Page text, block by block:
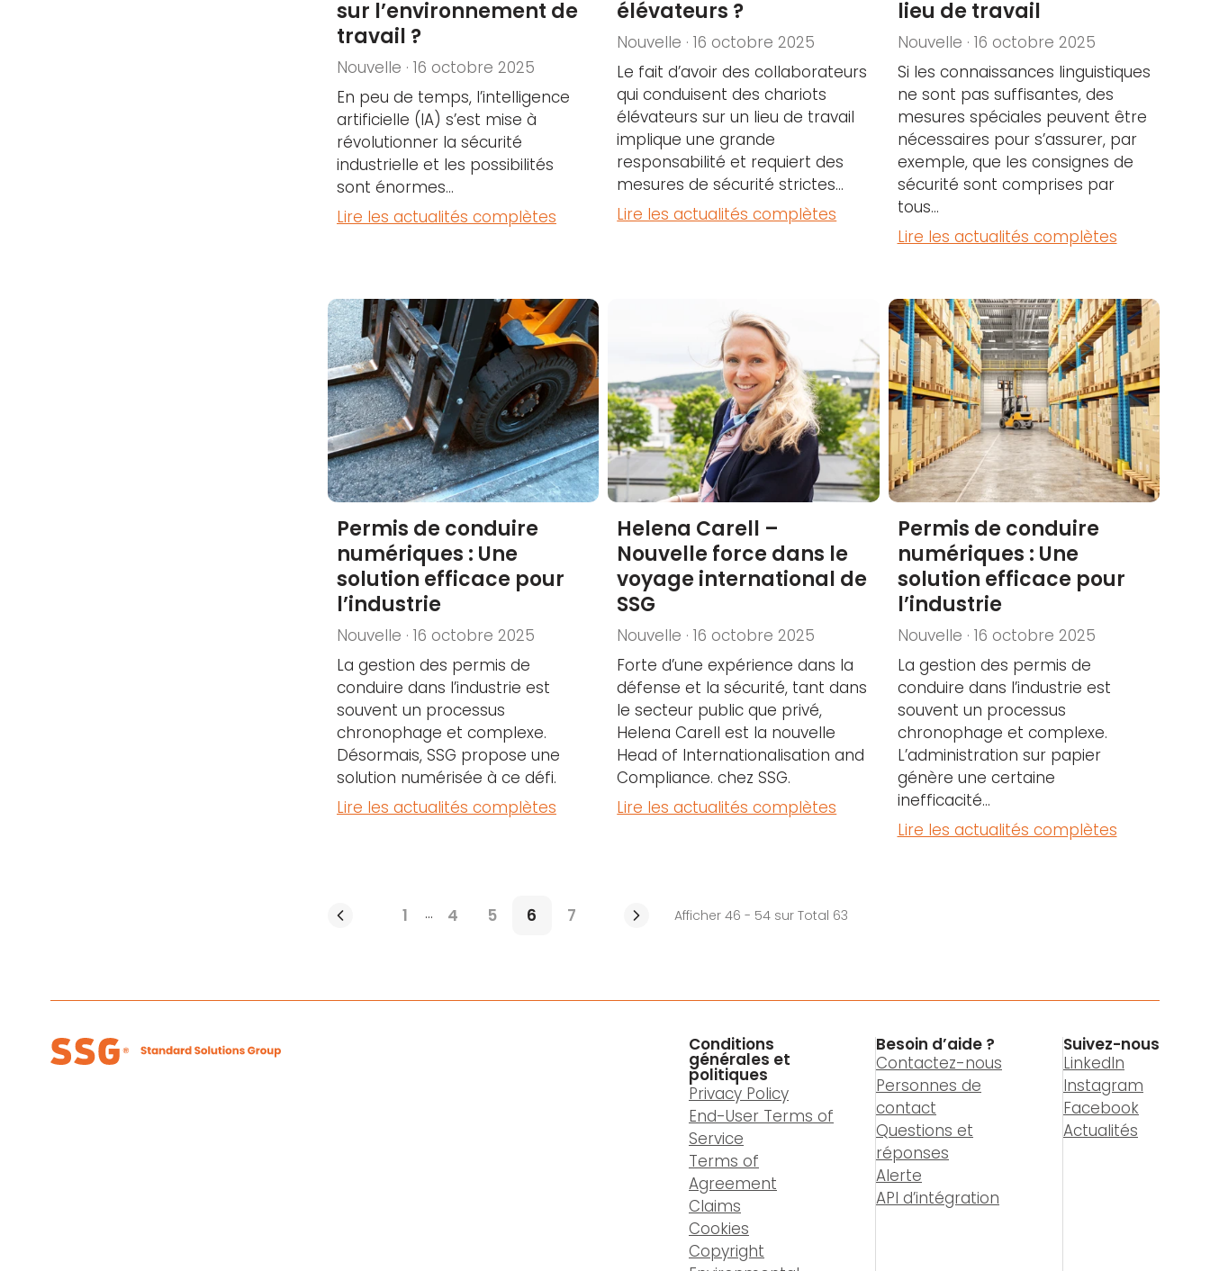
sur l’environnement de
travail ?
Nouvelle · 16 octobre 2025
En peu de temps, l’intelligence
artificielle (IA) s’est mise à
révolutionner la sécurité
industrielle et les possibilités
sont énormes...
Lire les actualités complètes
élévateurs ?
Nouvelle · 16 octobre 2025
Le fait d’avoir des collaborateurs
qui conduisent des chariots
élévateurs sur un lieu de travail
implique une grande
responsabilité et requiert des
mesures de sécurité strictes...
Lire les actualités complètes
lieu de travail
Nouvelle · 16 octobre 2025
Si les connaissances linguistiques
ne sont pas suffisantes, des
mesures spéciales peuvent être
nécessaires pour s’assurer, par
exemple, que les consignes de
sécurité sont comprises par
tous...
Lire les actualités complètes
Permis de conduire
numériques : Une
solution efficace pour
l’industrie
Nouvelle · 16 octobre 2025
La gestion des permis de
conduire dans l’industrie est
souvent un processus
chronophage et complexe.
Désormais, SSG propose une
solution numérisée à ce défi.
Lire les actualités complètes
Helena Carell –
Nouvelle force dans le
voyage international de
SSG
Nouvelle · 16 octobre 2025
Forte d’une expérience dans la
défense et la sécurité, tant dans
le secteur public que privé,
Helena Carell est la nouvelle
Head of Internationalisation and
Compliance. chez SSG.
Lire les actualités complètes
Permis de conduire
numériques : Une
solution efficace pour
l’industrie
Nouvelle · 16 octobre 2025
La gestion des permis de
conduire dans l’industrie est
souvent un processus
chronophage et complexe.
L’administration sur papier
génère une certaine
inefficacité...
Lire les actualités complètes
1 ... 4 5 6 7 Afficher 46 - 54 sur Total 63
Conditions
générales et
politiques
Privacy Policy
End-User Terms of
Service
Terms of
Agreement
Claims
Cookies
Copyright
Besoin d’aide ?
Contactez-nous
Personnes de
contact
Questions et
réponses
Alerte
API d’intégration
Suivez-nous
LinkedIn
Instagram
Facebook
Actualités